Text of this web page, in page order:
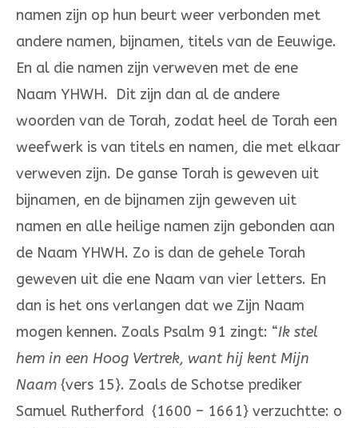
namen zijn op hun beurt weer verbonden met
andere namen, bijnamen, titels van de Eeuwige.
En al die namen zijn verweven met de ene
Naam YHWH. Dit zijn dan al de andere
woorden van de Torah, zodat heel de Torah een
weefwerk is van titels en namen, die met elkaar
verweven zijn. De ganse Torah is geweven uit
bijnamen, en de bijnamen zijn geweven uit
namen en alle heilige namen zijn gebonden aan
de Naam YHWH. Zo is dan de gehele Torah
geweven uit die ene Naam van vier letters. En
dan is het ons verlangen dat we Zijn Naam
mogen kennen. Zoals Psalm 91 zingt: “Ik stel
hem in een Hoog Vertrek, want hij kent Mijn
Naam {vers 15}. Zoals de Schotse prediker
Samuel Rutherford {1600 – 1661} verzuchtte: o